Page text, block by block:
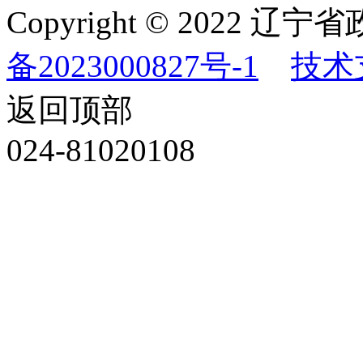
Copyright © 2022 辽宁
备2023000827号-1
技术
返回顶部
024-81020108